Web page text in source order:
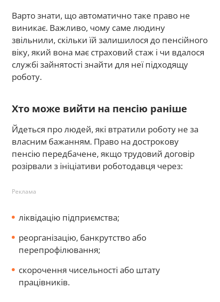
Варто знати, що автоматично таке право не
виникає. Важливо, чому саме людину
звільнили, скільки їй залишилося до пенсійного
віку, який вона має страховий стаж і чи вдалося
службі зайнятості знайти для неї підходящу
роботу.
Хто може вийти на пенсію раніше
Йдеться про людей, які втратили роботу не за
власним бажанням. Право на дострокову
пенсію передбачене, якщо трудовий договір
розірвали з ініціативи роботодавця через:
Реклама
ліквідацію підприємства;
реорганізацію, банкрутство або
перепрофілювання;
скорочення чисельності або штату
працівників.